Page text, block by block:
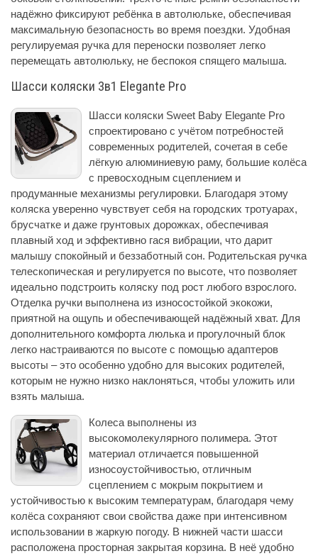
надёжно фиксируют ребёнка в автолюльке, обеспечивая
максимальную безопасность во время поездки. Удобная
регулируемая ручка для переноски позволяет легко
перемещать автолюльку, не беспокоя спящего малыша.
Шасси коляски 3в1 Elegante Pro
Шасси коляски Sweet Baby Elegante Pro
спроектировано с учётом потребностей
современных родителей, сочетая в себе
лёгкую алюминиевую раму, большие колёса
с превосходным сцеплением и
продуманные механизмы регулировки. Благодаря этому
коляска уверенно чувствует себя на городских тротуарах,
брусчатке и даже грунтовых дорожках, обеспечивая
плавный ход и эффективно гася вибрации, что дарит
малышу спокойный и беззаботный сон. Родительская ручка
телескопическая и регулируется по высоте, что позволяет
идеально подстроить коляску под рост любого взрослого.
Отделка ручки выполнена из износостойкой экокожи,
приятной на ощупь и обеспечивающей надёжный хват. Для
дополнительного комфорта люлька и прогулочный блок
легко настраиваются по высоте с помощью адаптеров
высоты – это особенно удобно для высоких родителей,
которым не нужно низко наклоняться, чтобы уложить или
взять малыша.
Колеса выполнены из
высокомолекулярного полимера. Этот
материал отличается повышенной
износоустойчивостью, отличным
сцеплением с мокрым покрытием и
устойчивостью к высоким температурам, благодаря чему
колёса сохраняют свои свойства даже при интенсивном
использовании в жаркую погоду. В нижней части шасси
расположена просторная закрытая корзина. В неё удобно